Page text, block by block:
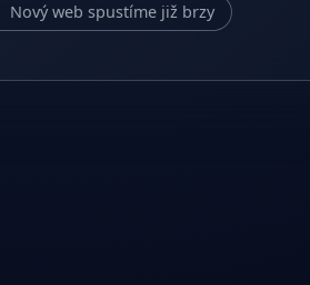
Nový web spustíme již brzy